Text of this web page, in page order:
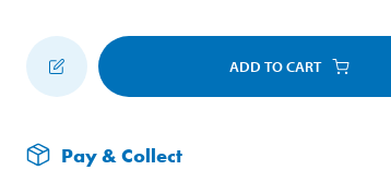
ADD TO CART
Pay & Collect